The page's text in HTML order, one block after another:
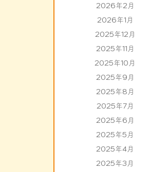
2026年2月
2026年1月
2025年12月
2025年11月
2025年10月
2025年9月
2025年8月
2025年7月
2025年6月
2025年5月
2025年4月
2025年3月